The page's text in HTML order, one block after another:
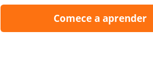
Comece a aprender